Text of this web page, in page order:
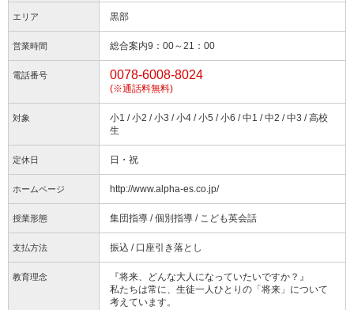
エリア 黒部
営業時間 総合案内9：00～21：00
電話番号 0078-6008-8024
(※通話料無料)
対象
小1 / 小2 / 小3 / 小4 / 小5 / 小6 / 中1 / 中2 / 中3 / 高校
生
定休日 日・祝
ホームページ http://www.alpha-es.co.jp/
授業形態 集団指導 / 個別指導 / こども英会話
支払方法 振込 / 口座引き落とし
教育理念
『将来、どんな大人になっていたいですか？』
私たちは常に、生徒一人ひとりの「将来」について
考えています。